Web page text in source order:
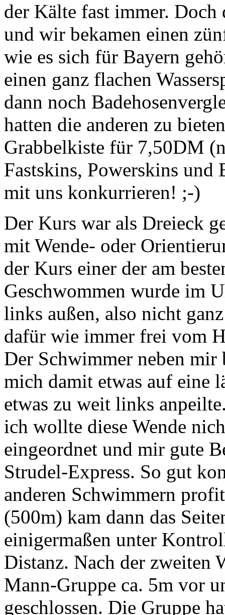
der Kälte fast immer. Doch
und wir bekamen einen
wie es sich für Bayern
einen ganz flachen
dann noch
hatten die anderen zu
Grabbelkiste für 7,50DM
Fastskins, Powerskins und
mit uns konkurrieren! ;-)
Der Kurs war als Dreieck
mit Wende- oder
der Kurs einer der am
Geschwommen wurde im
links außen, also nicht
dafür wie immer frei vom
Der Schwimmer neben
mich damit etwas auf eine
etwas zu weit links
ich wollte diese Wende
eingeordnet und mir gute
Strudel-Express. So gut
anderen Schwimmern
(500m) kam dann das
einigermaßen unter
Distanz. Nach der zweiten
Mann-Gruppe ca. 5m vor
geschlossen. Die Gruppe